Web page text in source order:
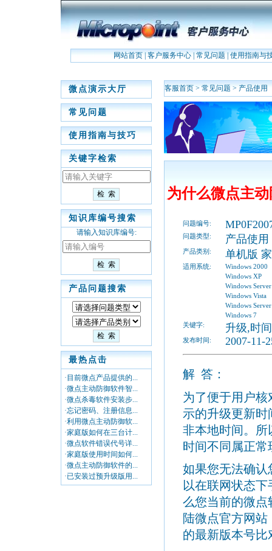
网站首页| 客户服务中心| 常见问题 使用指南与
微点演示大厅
常见问题
使用指南与技巧
关键字检索
知识库编号搜索
请输入知识库编号:
产品问题搜索
最热点击
·目前微点产品提供的...
·微点主动防御软件智...
·微点杀毒软件安装步...
·忘记密码、注册信息...
·利用微点主动防御软...
·家庭版如何在三台计...
·微点软件错误代号详...
·家庭版使用时间如何...
·微点主动防御软件的...
·已安装过预升级版用...
客服首页 > 常见问题 > 产品使用
为什么微点主
问题编号:
问题类型: 产品使用
产品类别: 单机版
适用系统:
Windows 2000
Windows XP
Windows
Windows Vista
Windows
Windows 7
关键字:
升级,时间
发布时间: 2007-11-
解 答：
为了便于用户
示的升级更新
非本地时间。所
时间不同属正常
如果您无法确认
以在联网状态
么您当前的微点
陆微点官方网站
的最新版本号比